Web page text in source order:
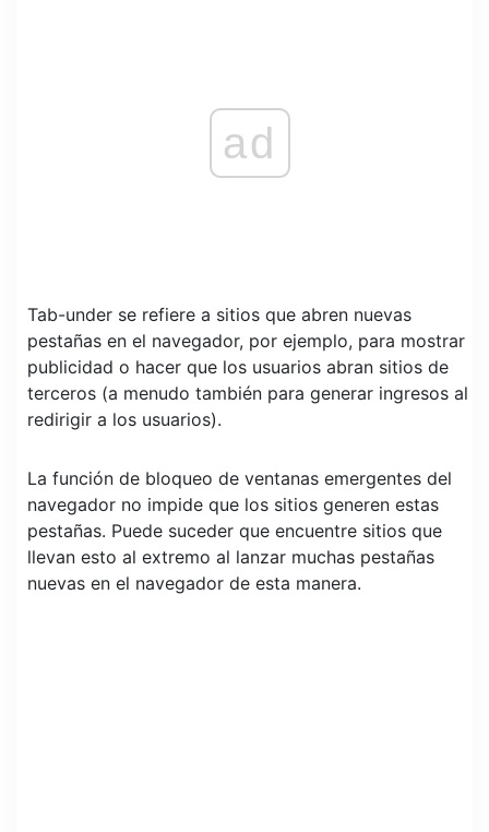
ad
Tab-under se refiere a sitios que abren nuevas
pestañas en el navegador, por ejemplo, para mostrar
publicidad o hacer que los usuarios abran sitios de
terceros (a menudo también para generar ingresos al
redirigir a los usuarios).
La función de bloqueo de ventanas emergentes del
navegador no impide que los sitios generen estas
pestañas. Puede suceder que encuentre sitios que
llevan esto al extremo al lanzar muchas pestañas
nuevas en el navegador de esta manera.